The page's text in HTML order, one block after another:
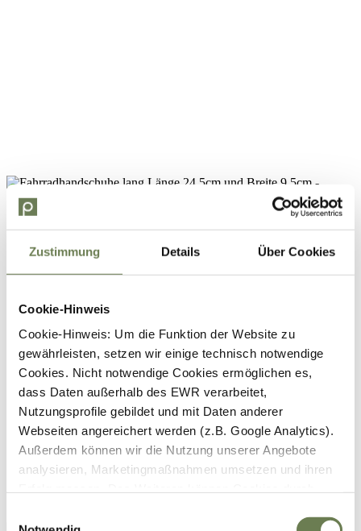
Zustimmung Details Über Cookies
Cookie-Hinweis
Cookie-Hinweis: Um die Funktion der Website zu
gewährleisten, setzen wir einige technisch notwendige
Cookies. Nicht notwendige Cookies ermöglichen es,
dass Daten außerhalb des EWR verarbeitet,
Nutzungsprofile gebildet und mit Daten anderer
Webseiten angereichert werden (z.B. Google Analytics).
Außerdem können wir die Nutzung unserer Angebote
analysieren, Marketingmaßnahmen umsetzen und ihren
Für die genannten Verarbeitungszwecke können